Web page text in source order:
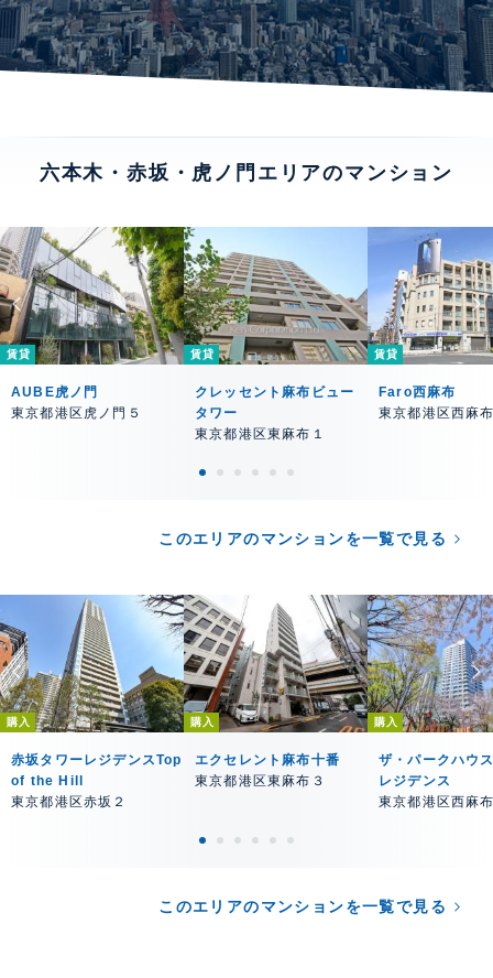
六本木・赤坂・虎ノ門エリアのマンション
賃貸
AUBE虎ノ門
東京都港区虎ノ門５
賃貸
クレッセント麻布ビュー
タワー
東京都港区東麻布１
賃貸
Faro西麻布
東京都港区西麻
このエリアのマンションを一覧で見る
購入
赤坂タワーレジデンスTop
of the Hill
東京都港区赤坂２
購入
エクセレント麻布十番
東京都港区東麻布３
購入
ザ・パークハウ
レジデンス
東京都港区西麻
このエリアのマンションを一覧で見る